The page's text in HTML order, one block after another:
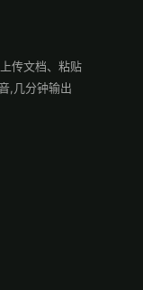
传文档、粘贴
,几分钟输出